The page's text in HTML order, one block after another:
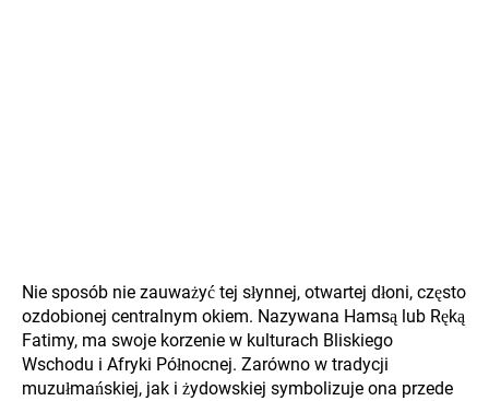
Nie sposób nie zauważyć tej słynnej, otwartej dłoni, często
ozdobionej centralnym okiem. Nazywana Hamsą lub Ręką
Fatimy, ma swoje korzenie w kulturach Bliskiego
Wschodu i Afryki Północnej. Zarówno w tradycji
muzułmańskiej, jak i żydowskiej symbolizuje ona przede